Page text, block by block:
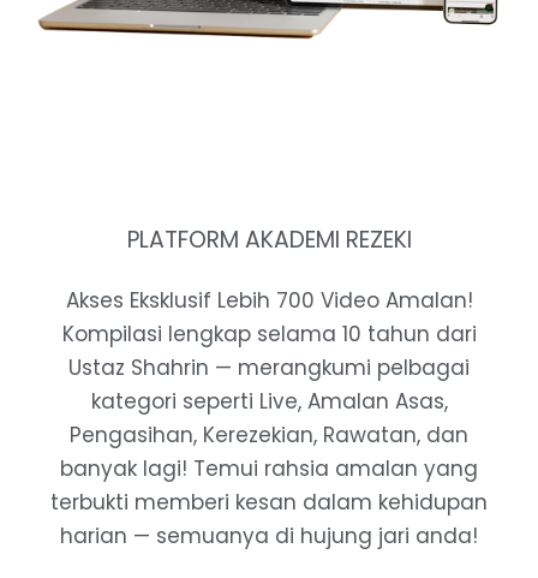
PLATFORM AKADEMI REZEKI
Akses Eksklusif Lebih 700 Video Amalan!
Kompilasi lengkap selama 10 tahun dari
Ustaz Shahrin — merangkumi pelbagai
kategori seperti Live, Amalan Asas,
Pengasihan, Kerezekian, Rawatan, dan
banyak lagi! Temui rahsia amalan yang
terbukti memberi kesan dalam kehidupan
harian — semuanya di hujung jari anda!